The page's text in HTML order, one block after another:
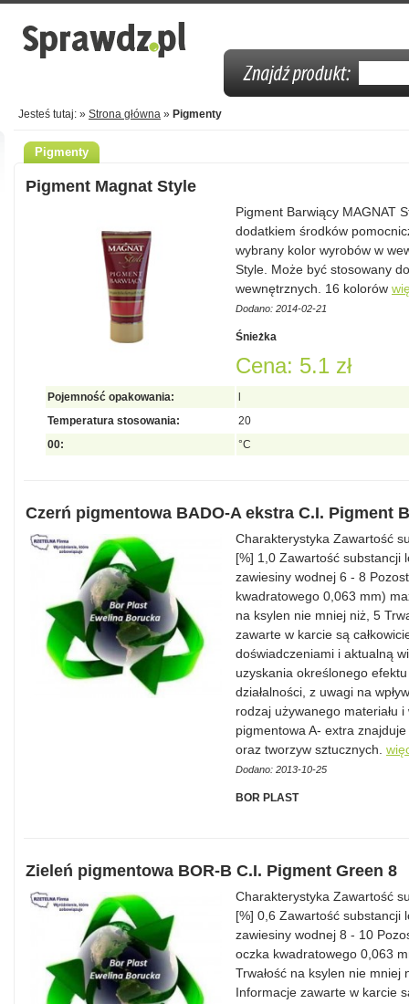
Jesteś tutaj: » Strona główna » Pigmenty
Pigmenty
Pigment Magnat Style
Pigment Barwiący MAGNAT
dodatkiem środków
wybrany kolor wyrobów w
Style. Może być stosowany
wewnętrznych. 16 kolorów
Dodano: 2014-02-21
Śnieżka
Cena: 5.1 zł
Pojemność opakowania:
Temperatura stosowania:
20
00:
°C
Czerń pigmentowa BADO-A ekstra C.I. Pigment
Charakterystyka Zawartość
[%] 1,0 Zawartość substancji
zawiesiny wodnej 6 - 8
kwadratowego 0,063 mm)
na ksylen nie mniej niż, 5
zawarte w karcie są
doświadczeniami i aktualną
uzyskania określonego
działalności, z uwagi na
rodzaj używanego materiału
pigmentowa A- extra
oraz tworzyw sztucznych.
Dodano: 2013-10-25
BOR PLAST
Zieleń pigmentowa BOR-B C.I. Pigment Green 8
Charakterystyka Zawartość
[%] 0,6 Zawartość substancji
zawiesiny wodnej 8 - 10
oczka kwadratowego 0,063
Trwałość na ksylen nie mniej
Informacje zawarte w karcie